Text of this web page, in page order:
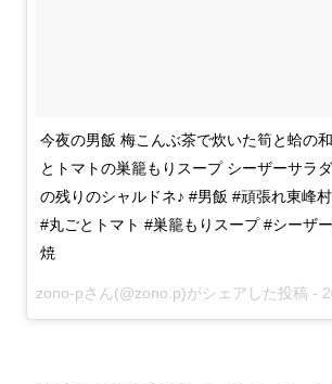
今夜の男飯 梅こんぶ茶で炊いた筍と蛤の
とトマトの巣籠もりスープ シーザーサラ
の残りのシャルドネ♪ #男飯 #頑張れ東峰
#丸ごとトマト #巣籠もりスープ #シーザ
焼
zono-pさん(@zono.p)がシェアした投稿 -